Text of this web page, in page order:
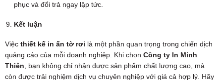
phục và đổi trả ngay lập tức.
Kết luận
Việc thiết kế in ấn tờ rơi là một phần quan trọng trong chiến dịch
quảng cáo của mỗi doanh nghiệp. Khi chọn Công ty In Minh
Thiên , bạn không chỉ nhận được sản phẩm chất lượng cao, mà
còn được trải nghiệm dịch vụ chuyên nghiệp với giá cả hợp lý. Hãy